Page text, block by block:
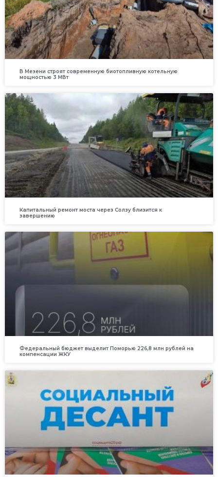
В Мезени строят современную биотопливную котельную
мощностью 3 МВт
Капитальный ремонт моста через Солзу близится к
завершению
Федеральный бюджет выделит Поморью 226,8 млн рублей на
компенсации ЖКУ